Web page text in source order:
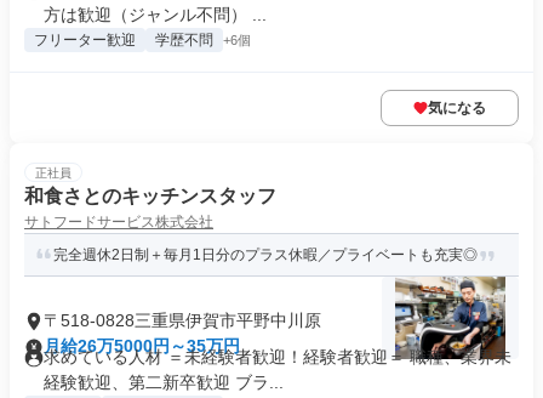
方は歓迎（ジャンル不問） ...
フリーター歓迎 学歴不問 +6個
気になる
正社員
和食さとのキッチンスタッフ
サトフードサービス株式会社
完全週休2日制＋毎月1日分のプラス休暇／プライベートも充実◎
〒518-0828三重県伊賀市平野中川原
月給26万5000円～35万円
求めている人材 ＝未経験者歓迎！経験者歓迎＝ 職種、業界未
経験歓迎、第二新卒歓迎 ブラ...